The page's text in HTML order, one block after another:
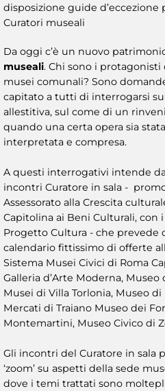
disposizione guide
Curatori museali
Da oggi c’è un nuovo
museali. Chi sono i protagonisti
musei comunali? Sono
capitato a tutti di interrogarsi
allestitiva, sul come di un
quando una certa opera sia
interpretata e compresa.
A questi interrogativi intende
incontri Curatore in sala -
Assessorato alla Crescita
Capitolina ai Beni Culturali, con
Progetto Cultura - che prevede
calendario fittissimo di offerte
Sistema Musei Civici di Roma
Galleria d’Arte Moderna, Museo
Musei di Villa Torlonia, Museo di
Mercati di Traiano Museo dei
Montemartini, Museo Civico di
Gli incontri del Curatore in sala
‘zoom’ su aspetti della sede
dove i temi trattati sono